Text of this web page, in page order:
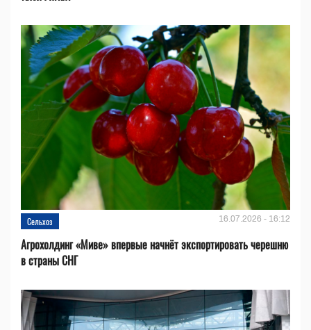
Сельхоз 16.07.2026 - 16:12
Агрохолдинг «Миве» впервые начнёт экспортировать черешню
в страны СНГ